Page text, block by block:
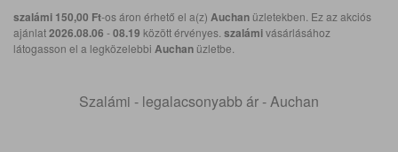
szalámi 150,00 Ft-os áron érhető el a(z) Auchan üzletekben. Ez az akciós
ajánlat2026.08.06 -08.19 között érvényes. szalámivásárlásához
látogasson el a legközelebbi Auchan üzletbe.
Szalámi - legalacsonyabb ár - Auchan